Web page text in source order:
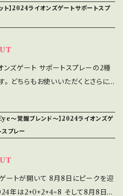
わやかな香りでシュッ
氣持ちがぱっと明るくなります エ
リアにして愛も幸せも豊かさも引
ップ色はお
せん。香りを楽しみながら願いを叶え
ムです。 ＊なるべく冷暗所に保存
に漬け込まれているハーブなどが
があります。 ↑茶柱的に縁起が良
不死鳥復活】困難を乗り越えて新し
康、長寿を手にする。 「好き」を
に受け取れるように どんどん許し
許可を出してまいりましょう♪ 「流
るべく冷暗所に保存し、早めに使い
い。 ＊アンシェントメモリーオイルに
いるハーブなどが一部入る場合が
↑茶柱的に縁起が良いからラッキー
ルギーをはじき、「邪悪な目」から守
クアタックからあなたを守る。 ●Res
】 ネガティブで害ある過去のエネル
（過去世の課題）を解消するため
グをしてお届けします。 さわやか
証するものではありません。 香
がら願いを叶えていくアイテムで
べく冷暗所に保存し、早めに使い切っ
＊アンシェントメモリーオイルに漬
かわいく見えますが とてもパワフ
メモリーオイルスプレー になってい
ンドしているオイル
本＋エネルギーチューニングをして
を高めてお届けしています。 【Ho
い払うオイル。 100年以上経つこ
、私たちの現状を考慮し いくつかの原
代社会に適合するパワフルなオイ
このレ
スドナが受け継いだ大変古いレシピ
ネルギーや悪霊を追い祓うために作
ト】2024ライオンズゲートサポートスプ
ンズゲート サポートスプレーの2種
。 どちらもお使いいただくとさらに
items/892696
items/892699
地に花。 宇宙とつながる私たち。 セ
～覚醒ブレンド～】2024ライオンズゲ
スプレー
ートが開いて 8月8日にピークを迎